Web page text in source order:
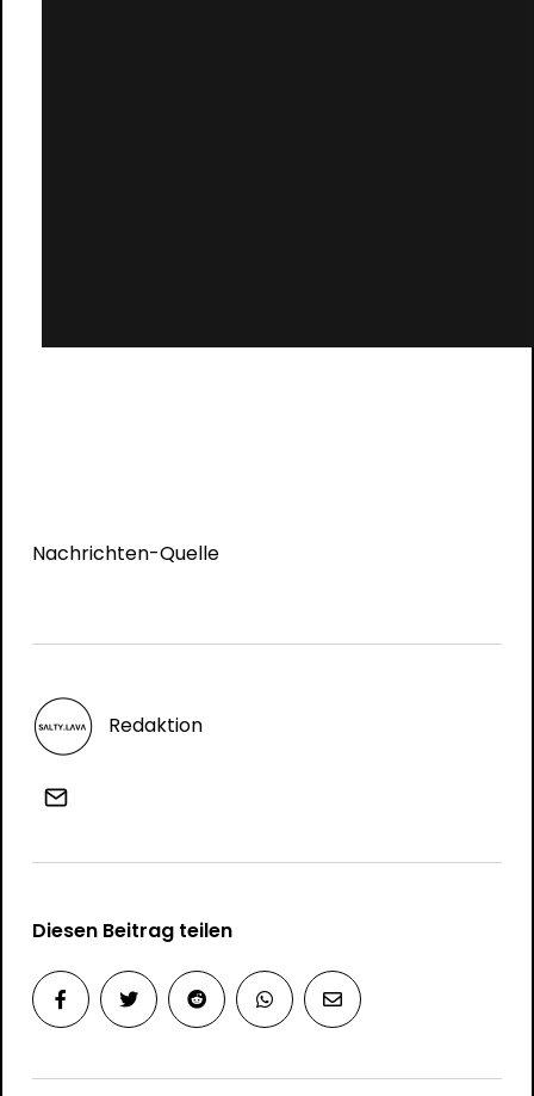
Nachrichten-Quelle
Redaktion
Diesen Beitrag teilen